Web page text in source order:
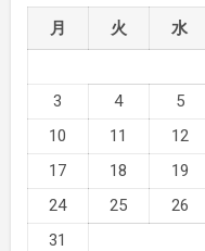
月 火 水
3
4 5
10
11 12
17
18 19
24
25 26
31